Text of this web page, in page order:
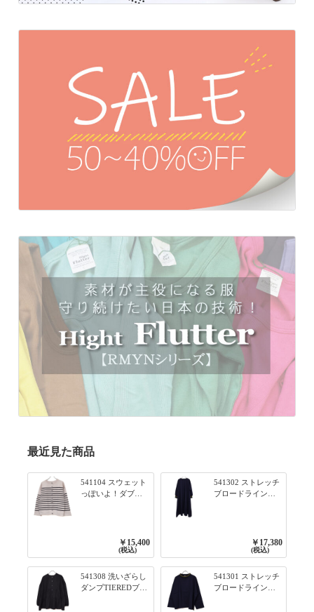
最近見た商品
541104 スウェット
っぽいよ！ダブル
プルオーバー 101オ
フベージュ×ネイビ
ー／レッド
￥15,400
(税込)
541302 ストレッチ
ブロードライン入
ワンピース 79ネイ
￥17,380
(税込)
541308 洗いざらし
ダンプTIEREDブシ
541301 ストレッチ
ブロードライン入